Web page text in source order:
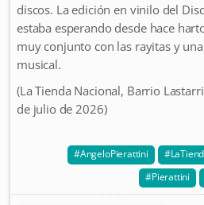
discos. La edición en vinilo del
estaba esperando desde hace
muy conjunto con las rayitas y
musical.
(La Tienda Nacional, Barrio
de julio de 2026)
AngeloPierattini
Pierattini